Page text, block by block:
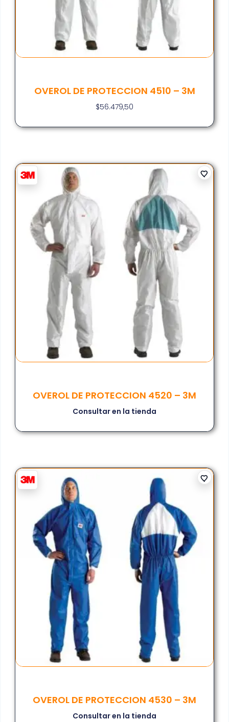
OVEROL DE PROTECCION 4510 – 3M
$56.479,50
OVEROL DE PROTECCION 4520 – 3M
Consultar en la tienda
OVEROL DE PROTECCION 4530 – 3M
Consultar en la tienda